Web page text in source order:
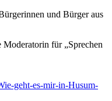
und Bürger aus
für „Sprechen
geht-es-mir-in-Husum-